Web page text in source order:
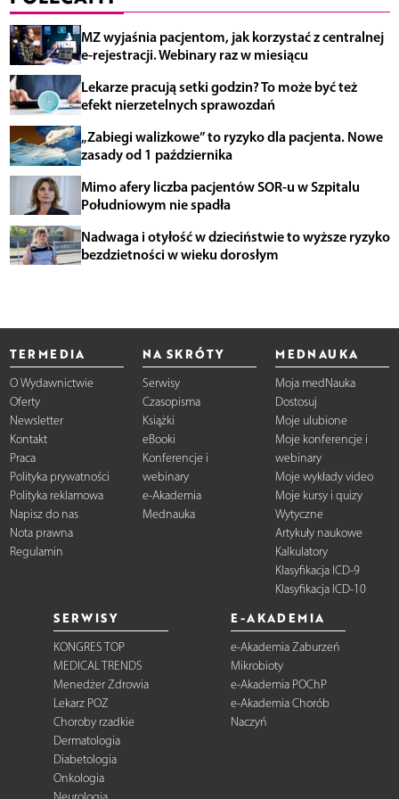
MZ wyjaśnia pacjentom, jak korzystać z centralnej
e-rejestracji. Webinary raz w miesiącu
Lekarze pracują setki godzin? To może być też
efekt nierzetelnych sprawozdań
„Zabiegi walizkowe” to ryzyko dla pacjenta. Nowe
zasady od 1 października
Mimo afery liczba pacjentów SOR-u w Szpitalu
Południowym nie spadła
Nadwaga i otyłość w dzieciństwie to wyższe ryzyko
bezdzietności w wieku dorosłym
TERMEDIA
O Wydawnictwie
Oferty
Newsletter
Kontakt
Praca
Polityka prywatności
Polityka reklamowa
Napisz do nas
Nota prawna
Regulamin
NA SKRÓTY
Serwisy
Czasopisma
Książki
eBooki
Konferencje i
webinary
e-Akademia
Mednauka
MEDNAUKA
Moja medNauka
Dostosuj
Moje ulubione
Moje konferencje i
webinary
Moje wykłady video
Moje kursy i quizy
Wytyczne
Artykuły naukowe
Kalkulatory
Klasyfikacja ICD-9
Klasyfikacja ICD-10
SERWISY
KONGRES TOP
MEDICAL TRENDS
Menedżer Zdrowia
Lekarz POZ
Choroby rzadkie
Dermatologia
Diabetologia
Onkologia
E-AKADEMIA
e-Akademia Zaburzeń
Mikrobioty
e-Akademia POChP
e-Akademia Chorób
Naczyń